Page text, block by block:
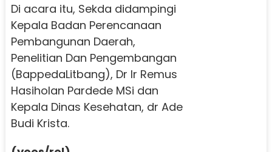
Di acara itu, Sekda didampingi
Kepala Badan Perencanaan
Pembangunan Daerah,
Penelitian Dan Pengembangan
(BappedaLitbang), Dr Ir Remus
Hasiholan Pardede MSi dan
Kepala Dinas Kesehatan, dr Ade
Budi Krista.